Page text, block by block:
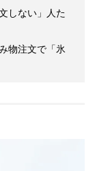
しない」人た
物注文で「氷